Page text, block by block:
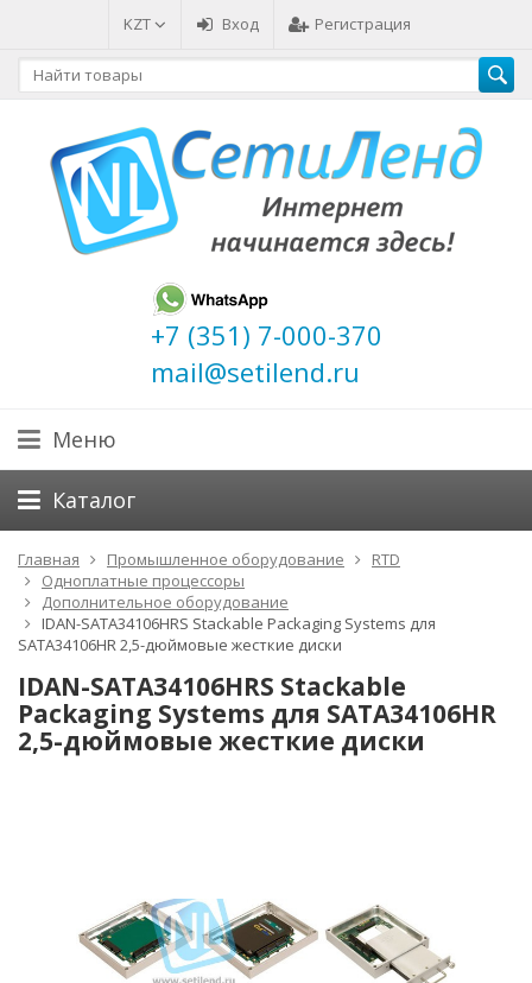
KZT Вход Регистрация
+7 (351) 7-000-370
mail@setilend.ru
Меню
Каталог
Главная Промышленное оборудование
RTD
Одноплатные процессоры
Дополнительное оборудование
IDAN-SATA34106HRS Stackable Packaging Systems для
SATA34106HR 2,5-дюймовые жесткие диски
IDAN-SATA34106HRS Stackable
Packaging Systems для SATA34106HR
2,5-дюймовые жесткие диски